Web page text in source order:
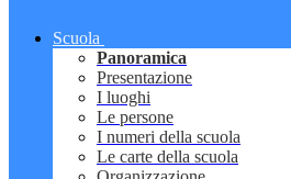
Scuola
Panoramica
Presentazione
I luoghi
Le persone
I numeri della scuola
Le carte della scuola